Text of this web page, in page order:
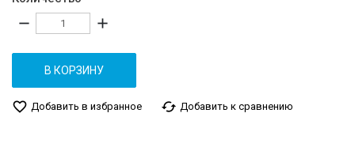
remove add
В КОРЗИНУ
favorite_border Добавить в избранное cached Добавить к сравнению